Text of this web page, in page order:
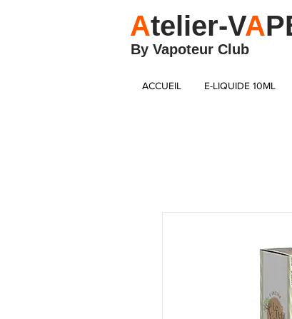
Atelier-VA
By Vapoteur Club
ACCUEIL E-LIQUIDE 10ML